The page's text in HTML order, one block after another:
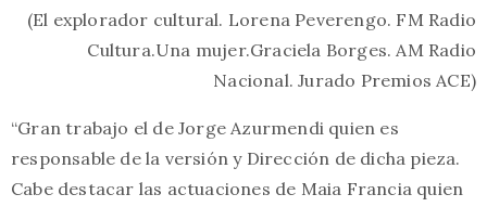
(El explorador cultural. Lorena Peverengo. FM Radio
Cultura.Una mujer.Graciela Borges. AM Radio
Nacional. Jurado Premios ACE)
“Gran trabajo el de Jorge Azurmendi quien es
responsable de la versión y Dirección de dicha pieza.
Cabe destacar las actuaciones de Maia Francia quien